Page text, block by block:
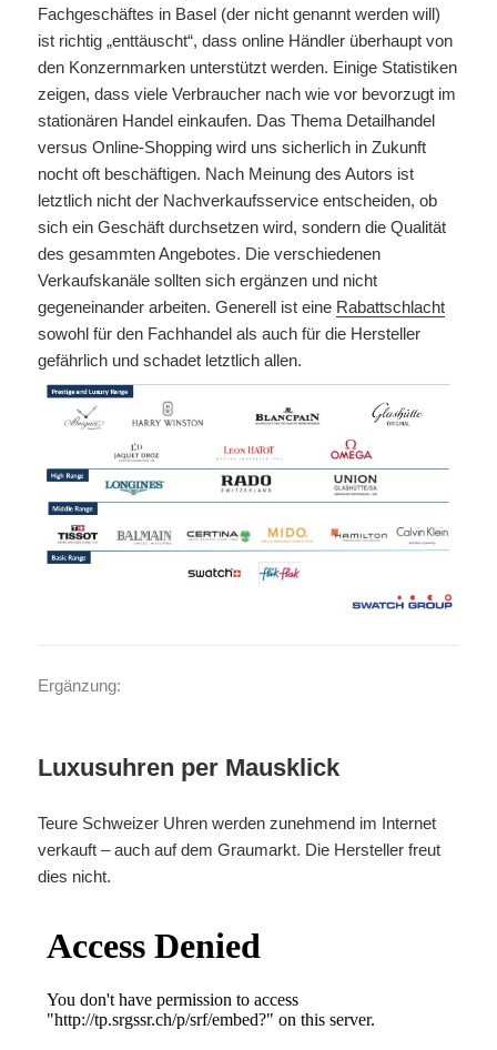
Fachgeschäftes in Basel (der nicht genannt werden will)
ist richtig „enttäuscht“, dass online Händler überhaupt von
den Konzernmarken unterstützt werden. Einige Statistiken
zeigen, dass viele Verbraucher nach wie vor bevorzugt im
stationären Handel einkaufen. Das Thema Detailhandel
versus Online-Shopping wird uns sicherlich in Zukunft
nocht oft beschäftigen. Nach Meinung des Autors ist
letztlich nicht der Nachverkaufsservice entscheiden, ob
sich ein Geschäft durchsetzen wird, sondern die Qualität
des gesammten Angebotes. Die verschiedenen
Verkaufskanäle sollten sich ergänzen und nicht
gegeneinander arbeiten. Generell ist eine Rabattschlacht
sowohl für den Fachhandel als auch für die Hersteller
gefährlich und schadet letztlich allen.
Ergänzung:
Luxusuhren per Mausklick
Teure Schweizer Uhren werden zunehmend im Internet
verkauft – auch auf dem Graumarkt. Die Hersteller freut
dies nicht.